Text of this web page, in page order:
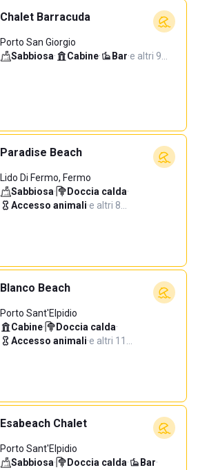
Chalet Barracuda
Porto San Giorgio
Sabbiosa· Cabine· Bar·e altri 9…
Paradise Beach
Lido Di Fermo, Fermo
Sabbiosa· Doccia calda·
Accesso animali·e altri 8…
Blanco Beach
Porto Sant'Elpidio
Cabine· Doccia calda·
Accesso animali·e altri 11…
Esabeach Chalet
Porto Sant'Elpidio
Sabbiosa· Doccia calda· Bar·